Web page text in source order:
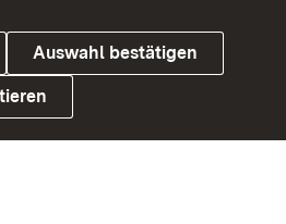
Auswahl bestätigen